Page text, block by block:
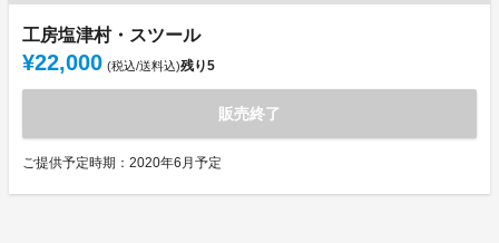
工房塩津村・スツール
¥22,000 (税込/送料込)残り5
販売終了
ご提供予定時期：2020年6月予定